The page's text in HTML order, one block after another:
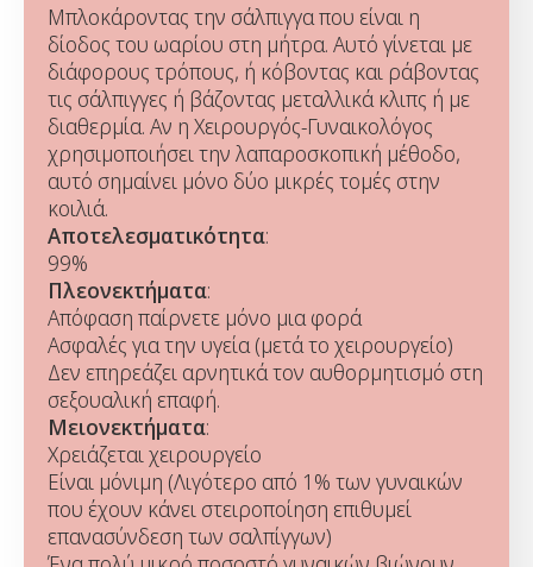
Μπλοκάροντας την σάλπιγγα που είναι η
δίοδος του ωαρίου στη μήτρα. Αυτό γίνεται με
διάφορους τρόπους, ή κόβοντας και ράβοντας
τις σάλπιγγες ή βάζοντας μεταλλικά κλιπς ή με
διαθερμία. Αν η Χειρουργός-Γυναικολόγος
χρησιμοποιήσει την λαπαροσκοπική μέθοδο,
αυτό σημαίνει μόνο δύο μικρές τομές στην
κοιλιά.
Αποτελεσματικότητα:
99%
Πλεονεκτήματα:
Απόφαση παίρνετε μόνο μια φορά
Ασφαλές για την υγεία (μετά το χειρουργείο)
Δεν επηρεάζει αρνητικά τον αυθορμητισμό στη
σεξουαλική επαφή.
Μειονεκτήματα:
Χρειάζεται χειρουργείο
Είναι μόνιμη (Λιγότερο από 1% των γυναικών
που έχουν κάνει στειροποίηση επιθυμεί
επανασύνδεση των σαλπίγγων)